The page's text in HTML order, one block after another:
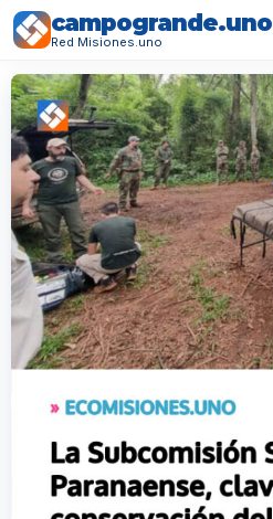
campogrande.uno
Red Misiones.uno